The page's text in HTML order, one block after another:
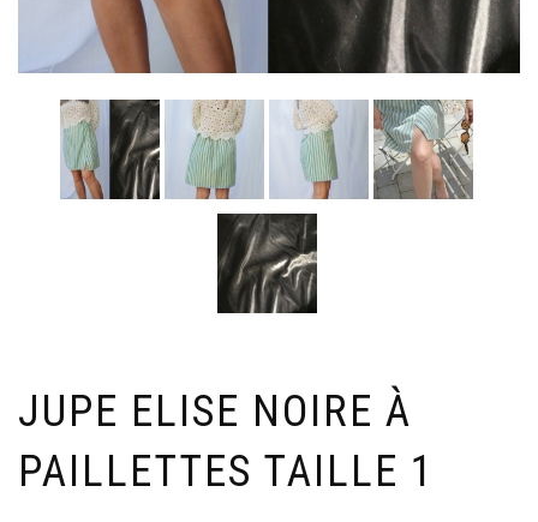
JUPE ELISE NOIRE À
PAILLETTES TAILLE 1